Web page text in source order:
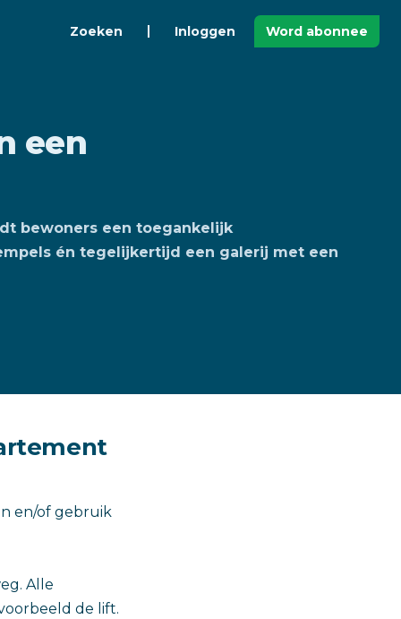
Zoeken Inloggen Word abonnee
een
bewoners een toegankelijk
én tegelijkertijd een galerij met een
en/of gebruik
Alle
de lift.